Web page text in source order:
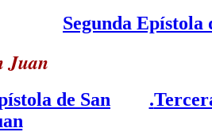
Segunda Epístola
Juan
de San
.